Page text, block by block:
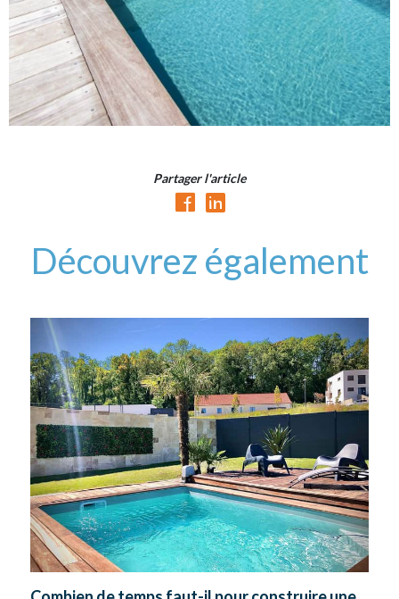
Partager l'article
Découvrez également